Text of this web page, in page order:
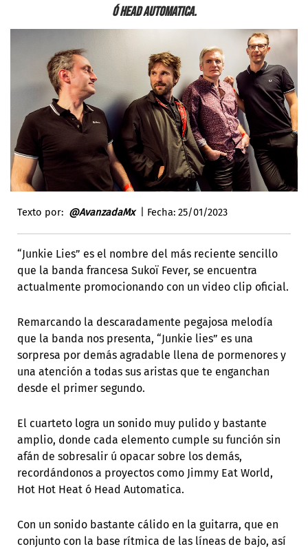
ó Head Automatica.
Texto por: @AvanzadaMx| Fecha: 25/01/2023
“Junkie Lies” es el nombre del más reciente sencillo
que la banda francesa Sukoï Fever, se encuentra
actualmente promocionando con un video clip oficial.
Remarcando la descaradamente pegajosa melodía
que la banda nos presenta, “Junkie lies” es una
sorpresa por demás agradable llena de pormenores y
una atención a todas sus aristas que te enganchan
desde el primer segundo.
El cuarteto logra un sonido muy pulido y bastante
amplio, donde cada elemento cumple su función sin
afán de sobresalir ú opacar sobre los demás,
recordándonos a proyectos como Jimmy Eat World,
Hot Hot Heat ó Head Automatica.
Con un sonido bastante cálido en la guitarra, que en
conjunto con la base rítmica de las líneas de bajo, así